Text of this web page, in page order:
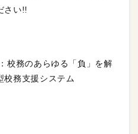
さい!!
校務のあらゆる「負」を解
校務支援システム